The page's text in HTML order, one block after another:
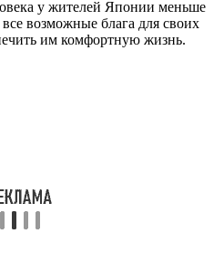
у жителей Японии меньше
возможные блага для своих
им комфортную жизнь.